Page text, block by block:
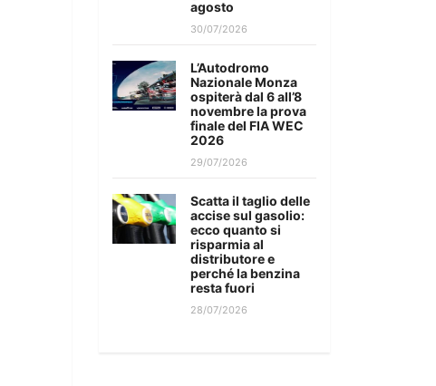
agosto
30/07/2026
L’Autodromo
Nazionale Monza
ospiterà dal 6 all’8
novembre la prova
finale del FIA WEC
2026
29/07/2026
Scatta il taglio delle
accise sul gasolio:
ecco quanto si
risparmia al
distributore e
perché la benzina
resta fuori
28/07/2026